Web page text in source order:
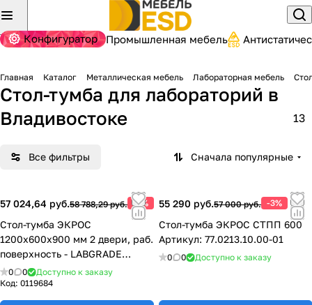
Конфигуратор Промышленная мебель
Главная Каталог Металлическая мебель Лабораторная мебель
Стол-тумба для лабораторий в
Владивостоке
13
Все фильтры Сначала популярные
57 024,64 руб.58 788,29 руб. -3%
Стол-тумба ЭКРОС
1200х600х900 мм 2 двери, раб.
поверхность - LABGRADE
77.0131.10.08-01
0 0
Доступно к заказу
Код: 0119684
55 290 руб.57 000 руб. -3%
Стол-тумба ЭКРОС СТПП 600
Артикул: 77.0213.10.00-01
0 0 Доступно к заказу